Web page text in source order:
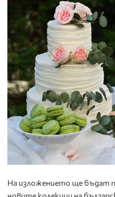
На изложението ще бъдат